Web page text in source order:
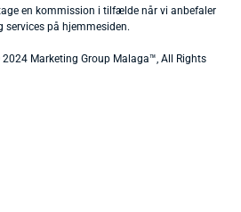
en kommission i tilfælde når vi anbefaler
services på hjemmesiden.
Marketing Group Malaga™, All Rights